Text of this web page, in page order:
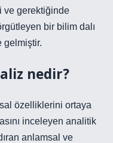
ve gerektiğinde
bir bilim dalı
gelmiştir.
nedir?
özelliklerini ortaya
inceleyen analitik
anlamsal ve